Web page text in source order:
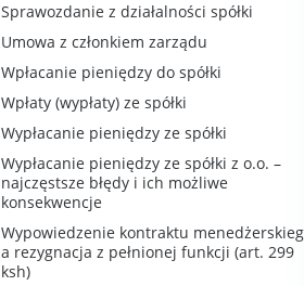
Sprawozdanie z działalności spółki
Umowa z członkiem zarządu
Wpłacanie pieniędzy do spółki
Wpłaty (wypłaty) ze spółki
Wypłacanie pieniędzy ze spółki
Wypłacanie pieniędzy ze spółki z o.o. –
najczęstsze błędy i ich możliwe
konsekwencje
Wypowiedzenie kontraktu
a rezygnacja z pełnionej funkcji (art. 299
ksh)